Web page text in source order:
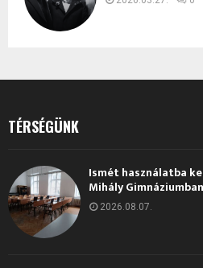
TÉRSÉGÜNK
Ismét használatba
Mihály Gimnáziumban
2026.08.07.